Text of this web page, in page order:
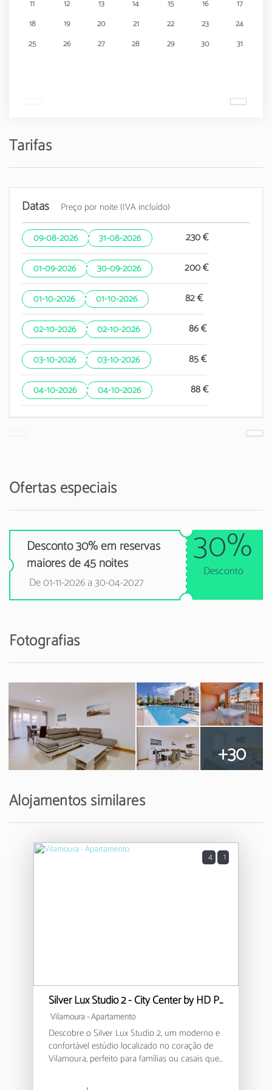
11 12 13 14 15 16
17
18
19 20 21 22 23
24
25
26 27 28 29 30 31
Tarifas
Datas Preço por noite (IVA incluído)
09-08-2026 · 31-08-2026 230 €
01-09-2026 · 30-09-2026 200 €
01-10-2026 · 01-10-2026 82 €
02-10-2026 · 02-10-2026 86 €
03-10-2026 · 03-10-2026 85 €
04-10-2026 · 04-10-2026 88 €
Ofertas especiais
Desconto 30% em reservas
maiores de 45 noites
De 01-11-2026 a 30-04-2027
30%
Desconto
Fotografias
+30
Alojamentos similares
4 1
Silver Lux Studio 2 - City Center by HD PROPERTIES
Vilamoura -Apartamento
Descobre o Silver Lux Studio 2, um moderno e
confortável estúdio localizado no coração de
Vilamoura, perfeito para famílias ou casais que